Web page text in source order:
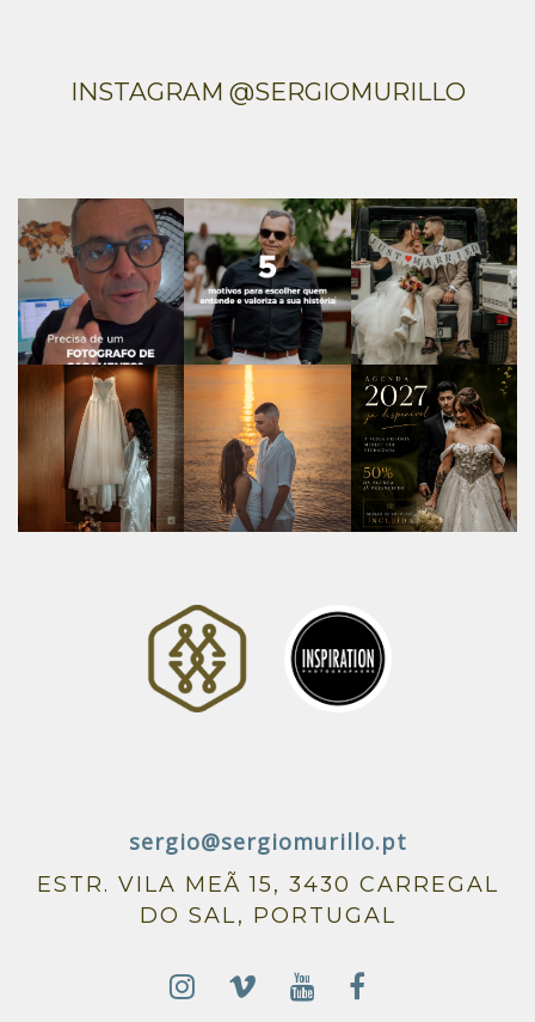
INSTAGRAM @SERGIOMURILLO
sergio@sergiomurillo.pt
ESTR. VILA MEÃ 15, 3430 CARREGAL
DO SAL, PORTUGAL